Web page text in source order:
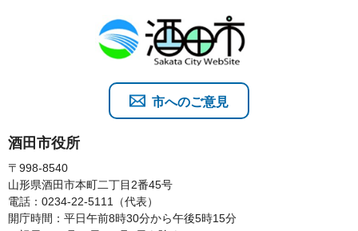
酒田市役所
〒998-8540
山形県酒田市本町二丁目2番45号
電話：0234-22-5111（代表）
開庁時間：平日午前8時30分から午後5時15分
市へのご意見